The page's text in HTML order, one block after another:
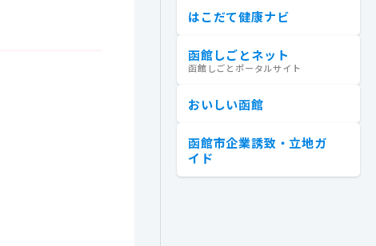
はこだて健康ナビ
函館しごとネット
函館しごとポータルサイト
おいしい函館
函館市企業誘致・立地ガ
イド